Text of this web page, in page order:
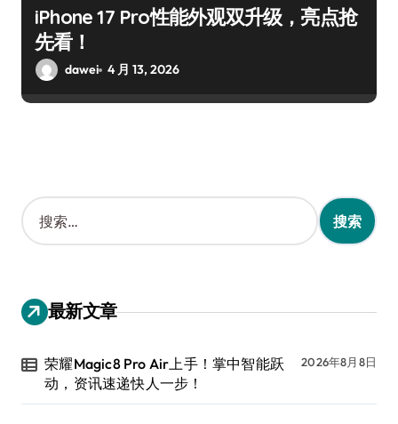
iPhone 17 Pro性能外观双升级，亮点抢
先看！
dawei 4 月 13, 2026
搜
索
：
最新文章
荣耀Magic8 Pro Air上手！掌中智能跃
动，资讯速递快人一步！
2026年8月8日